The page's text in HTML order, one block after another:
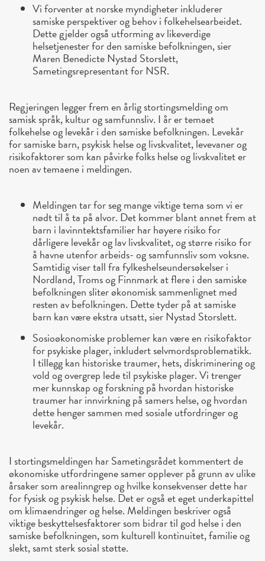
Vi forventer at norske myndigheter inkluderer
samiske perspektiver og behov i folkehelsearbeidet.
Dette gjelder også utforming av likeverdige
helsetjenester for den samiske befolkningen, sier
Maren Benedicte Nystad Storslett,
Sametingsrepresentant for NSR.
Regjeringen legger frem en årlig stortingsmelding om
samisk språk, kultur og samfunnsliv. I år er temaet
folkehelse og levekår i den samiske befolkningen. Levekår
for samiske barn, psykisk helse og livskvalitet, levevaner og
risikofaktorer som kan påvirke folks helse og livskvalitet er
noen av temaene i meldingen.
Meldingen tar for seg mange viktige tema som vi er
nødt til å ta på alvor. Det kommer blant annet frem at
barn i lavinntektsfamilier har høyere risiko for
dårligere levekår og lav livskvalitet, og større risiko for
å havne utenfor arbeids- og samfunnsliv som voksne.
Samtidig viser tall fra fylkeshelseundersøkelser i
Nordland, Troms og Finnmark at flere i den samiske
befolkningen sliter økonomisk sammenlignet med
resten av befolkningen. Dette tyder på at samiske
barn kan være ekstra utsatt, sier Nystad Storslett.
Sosioøkonomiske problemer kan være en risikofaktor
for psykiske plager, inkludert selvmordsproblematikk.
I tillegg kan historiske traumer, hets, diskriminering og
vold og overgrep lede til psykiske plager. Vi trenger
mer kunnskap og forskning på hvordan historiske
traumer har innvirkning på samers helse, og hvordan
dette henger sammen med sosiale utfordringer og
levekår.
I stortingsmeldingen har Sametingsrådet kommentert de
økonomiske utfordringene samer opplever på grunn av ulike
årsaker som arealinngrep og hvilke konsekvenser dette har
for fysisk og psykisk helse. Det er også et eget underkapittel
om klimaendringer og helse. Meldingen beskriver også
viktige beskyttelsesfaktorer som bidrar til god helse i den
samiske befolkningen, som kulturell kontinuitet, familie og
slekt, samt sterk sosial støtte.